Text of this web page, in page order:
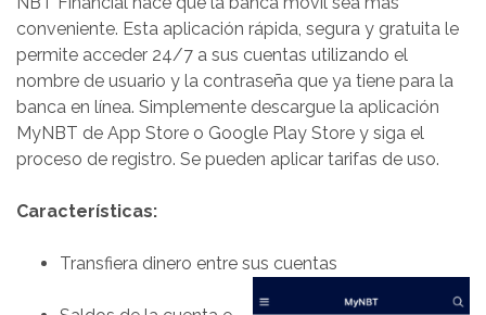
conveniente. Esta aplicación rápida, segura y gratuita le
permite acceder 24/7 a sus cuentas utilizando el
nombre de usuario y la contraseña que ya tiene para la
banca en línea. Simplemente descargue la aplicación
MyNBT de App Store o Google Play Store y siga el
proceso de registro. Se pueden aplicar tarifas de uso.
Características:
Transfiera dinero entre sus cuentas